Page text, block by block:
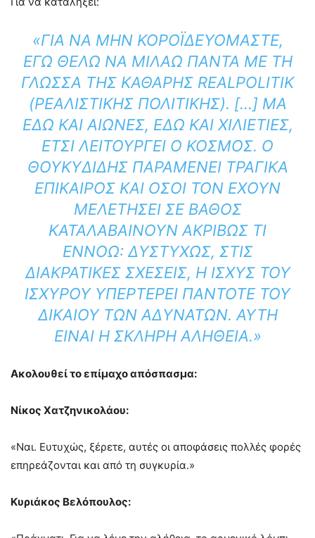
«ΓΙΑ ΝΑ ΜΗΝ ΚΟΡΟΪΔΕΥΌΜΑΣΤΕ,
ΕΓΏ ΘΈΛΩ ΝΑ ΜΙΛΆΩ ΠΆΝΤΑ ΜΕ ΤΗ
ΓΛΏΣΣΑ ΤΗΣ ΚΑΘΑΡΉΣ REALPOLITIK
(ΡΕΑΛΙΣΤΙΚΉΣ ΠΟΛΙΤΙΚΉΣ). […] ΜΑ
ΕΔΏ ΚΑΙ ΑΙΏΝΕΣ, ΕΔΏ ΚΑΙ ΧΙΛΙΕΤΊΕΣ,
ΈΤΣΙ ΛΕΙΤΟΥΡΓΕΊ Ο ΚΌΣΜΟΣ. Ο
ΘΟΥΚΥΔΊΔΗΣ ΠΑΡΑΜΈΝΕΙ ΤΡΑΓΙΚΆ
ΕΠΊΚΑΙΡΟΣ ΚΑΙ ΌΣΟΙ ΤΟΝ ΈΧΟΥΝ
ΜΕΛΕΤΉΣΕΙ ΣΕ ΒΆΘΟΣ
ΚΑΤΑΛΑΒΑΊΝΟΥΝ ΑΚΡΙΒΏΣ ΤΙ
ΕΝΝΟΏ: ΔΥΣΤΥΧΏΣ, ΣΤΙΣ
ΔΙΑΚΡΑΤΙΚΈΣ ΣΧΈΣΕΙΣ, Η ΙΣΧΎΣ ΤΟΥ
ΙΣΧΥΡΟΎ ΥΠΕΡΤΕΡΕΊ ΠΆΝΤΟΤΕ ΤΟΥ
ΔΙΚΑΊΟΥ ΤΩΝ ΑΔΥΝΆΤΩΝ. ΑΥΤΉ
ΕΊΝΑΙ Η ΣΚΛΗΡΉ ΑΛΉΘΕΙΑ.»
Ακολουθεί το επίμαχο απόσπασμα:
Νίκος Χατζηνικολάου:
«Ναι. Ευτυχώς, ξέρετε, αυτές οι αποφάσεις πολλές φορές
επηρεάζονται και από τη συγκυρία.»
Κυριάκος Βελόπουλος: